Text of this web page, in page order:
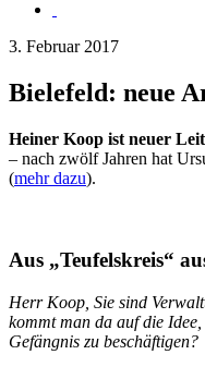
3. Februar 2017
Bielefeld: neue
Heiner Koop ist neuer
– nach zwölf Jahren hat
(mehr dazu).
Aus „Teufelskreis“
Herr Koop, Sie sind
kommt man da auf die
Gefängnis zu beschäftigen?